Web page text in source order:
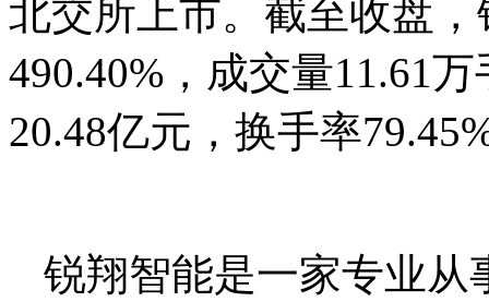
北交所上市。截至收盘
490.40%，成交量11.61
20.48亿元，换手率
锐翔智能是一家专业从